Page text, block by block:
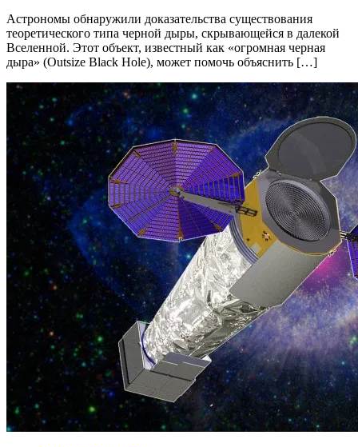
Астрономы обнаружили доказательства существования
теоретического типа черной дыры, скрывающейся в далекой
Вселенной. Этот объект, известный как «огромная черная
дыра» (Outsize Black Hole), может помочь объяснить […]